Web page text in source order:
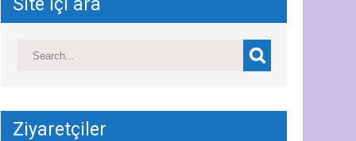
Site içi ara
Ziyaretçiler